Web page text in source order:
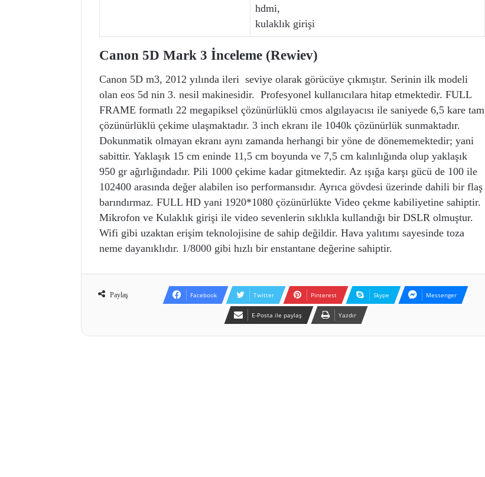
hdmi,
kulaklık girişi
Canon 5D Mark 3 İnceleme (Rewiev)
Canon 5D m3, 2012 yılında ileri seviye olarak görücüye çıkmıştır. Serinin ilk modeli
olan eos 5d nin 3. nesil makinesidir. Profesyonel kullanıcılara hitap etmektedir. FULL
FRAME formatlı 22 megapiksel çözünürlüklü cmos algılayacısı ile saniyede 6,5 kare tam
çözünürlüklü çekime ulaşmaktadır. 3 inch ekranı ile 1040k çözünürlük sunmaktadır.
Dokunmatik olmayan ekranı aynı zamanda herhangi bir yöne de dönememektedir; yani
sabittir. Yaklaşık 15 cm eninde 11,5 cm boyunda ve 7,5 cm kalınlığında olup yaklaşık
950 gr ağırlığındadır. Pili 1000 çekime kadar gitmektedir. Az ışığa karşı gücü de 100 ile
102400 arasında değer alabilen iso performansıdır. Ayrıca gövdesi üzerinde dahili bir flaş
barındırmaz. FULL HD yani 1920*1080 çözünürlükte Video çekme kabiliyetine sahiptir.
Mikrofon ve Kulaklık girişi ile video sevenlerin sıklıkla kullandığı bir DSLR olmuştur.
Wifi gibi uzaktan erişim teknolojisine de sahip değildir. Hava yalıtımı sayesinde toza
neme dayanıklıdır. 1/8000 gibi hızlı bir enstantane değerine sahiptir.
Paylaş Facebook Twitter Pinterest Skype Messenger
E-Posta ile paylaş Yazdır